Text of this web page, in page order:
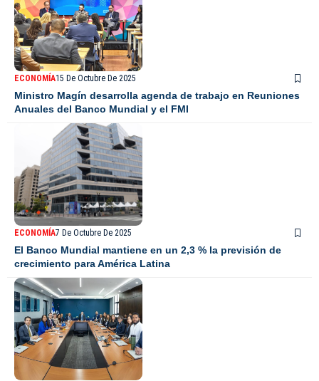
ECONOMÍA15 De Octubre De 2025
Ministro Magín desarrolla agenda de trabajo en Reuniones
Anuales del Banco Mundial y el FMI
ECONOMÍA7 De Octubre De 2025
El Banco Mundial mantiene en un 2,3 % la previsión de
crecimiento para América Latina